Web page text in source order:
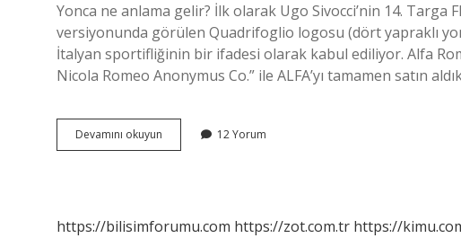
Yonca ne anlama gelir? İlk olarak Ugo Sivocci’nin 14. Targa
versiyonunda görülen Quadrifoglio logosu (dört yapraklı
İtalyan sportifliğinin bir ifadesi olarak kabul ediliyor. Alfa
Nicola Romeo Anonymus Co.” ile ALFA’yı tamamen satın
Devamını okuyun
Romeo
12 Yorum
https://bilisimforumu.com https://zot.com.tr https://